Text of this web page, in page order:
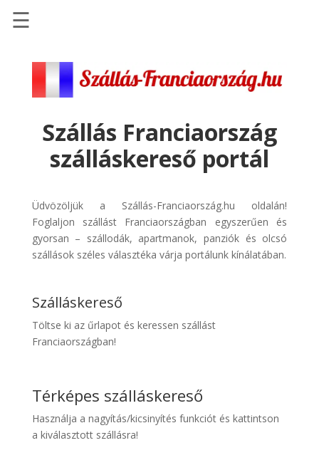
Szállások
Repülőjegy
pénzvisszatérítéssel
Discover
Cars
Kiwi
☰
Szállás Franciaország
szálláskereső portál
Üdvözöljük a Szállás-Franciaország.hu oldalán!
Foglaljon szállást Franciaországban egyszerűen és
gyorsan – szállodák, apartmanok, panziók és olcsó
szállások széles választéka várja portálunk kínálatában.
Szálláskereső
Töltse ki az űrlapot és keressen szállást
Franciaországban!
Térképes szálláskereső
Használja a nagyítás/kicsinyítés funkciót és kattintson
a kiválasztott szállásra!